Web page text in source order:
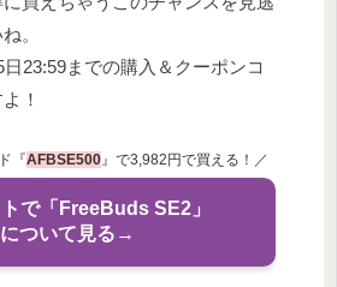
。
23:59までの購入＆クーポンコ
！
『AFBSE500』で3,982円で買える！／
で「FreeBuds SE2」
について見る→